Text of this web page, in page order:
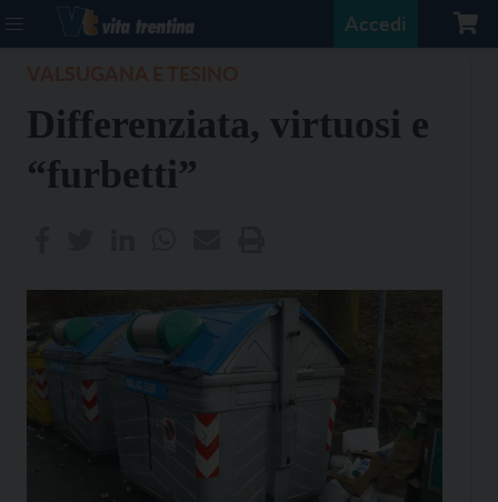
Accedi
Differenziata, virtuosi e
“furbetti”